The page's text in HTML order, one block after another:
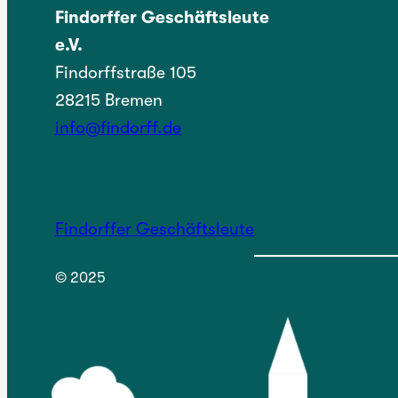
Findorffer Geschäftsleute
e.V.
Findorffstraße 105
28215 Bremen
info@findorff.de
Findorffer Geschäftsleute
© 2025